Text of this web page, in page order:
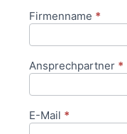
Anfrageformular
Firmenname *
Ansprechpartner *
E-Mail *